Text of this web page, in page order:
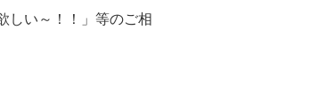
しい～！！」等のご相